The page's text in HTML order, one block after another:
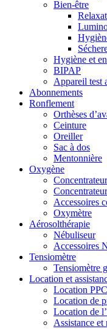
Bien-être
Hygiène et
BIPAP
Appareil test
Abonnements
Ronflement
Orthèses
Ceinture
Oreiller
Sac à dos
Mentonnière
Oxygène
Accessoires
Oxymètre
Aérosolthérapie
Nébuliseur
Accessoires
Tensiomètre
Tensiomètre
Location et
Location
Location de
Location de
Assistance et